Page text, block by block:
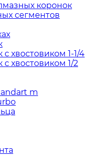
коронок
сегментов
хвостовиком 1-1/4
хвостовиком 1/2
m